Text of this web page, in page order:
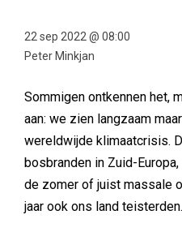
22 sep 2022 @ 08:00
Peter Minkjan
Sommigen ontkennen het,
aan: we zien langzaam
wereldwijde klimaatcrisis.
bosbranden in Zuid-
de zomer of juist massale
jaar ook ons land teisterden.